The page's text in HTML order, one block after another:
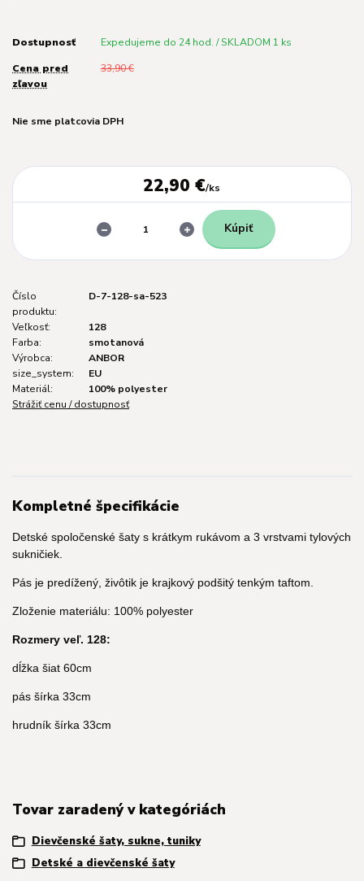
Dostupnosť Expedujeme do 24 hod. / SKLADOM 1 ks
Cena pred
zľavou
33,90 €
Nie sme platcovia DPH
22,90 €/ks
Kúpiť
Číslo
produktu:
D-7-128-sa-523
Veľkosť:
128
Farba:
smotanová
Výrobca:
ANBOR
size_system:
EU
Materiál:
100% polyester
Strážiť cenu / dostupnosť
Kompletné špecifikácie
Detské spoločenské šaty s krátkym rukávom a 3 vrstvami tylových
sukničiek.
Pás je predížený, živôtik je krajkový podšitý tenkým taftom.
Zloženie materiálu: 100% polyester
Rozmery veľ. 128:
dĺžka šiat 60cm
pás šírka 33cm
hrudník šírka 33cm
Tovar zaradený v kategóriách
Dievčenské šaty, sukne, tuniky
Detské a dievčenské šaty